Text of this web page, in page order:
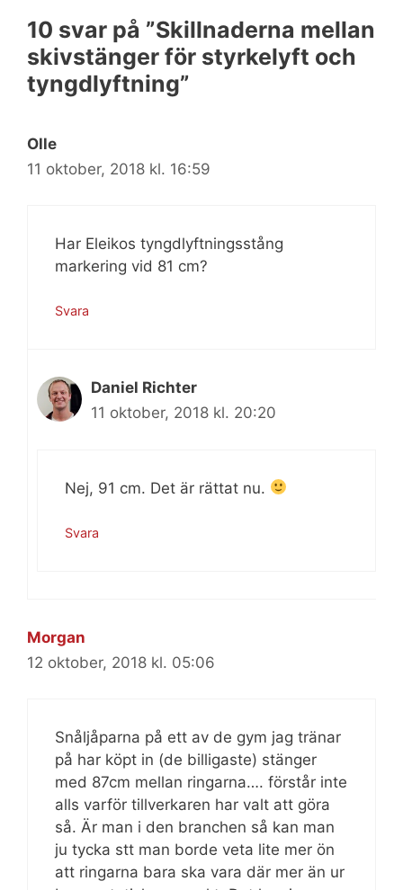
10 svar på ”Skillnaderna mellan
skivstänger för styrkelyft och
tyngdlyftning”
Olle
11 oktober, 2018 kl. 16:59
Har Eleikos tyngdlyftningsstång
markering vid 81 cm?
Svara
Daniel Richter
11 oktober, 2018 kl. 20:20
Nej, 91 cm. Det är rättat nu.
Svara
Morgan
12 oktober, 2018 kl. 05:06
Snåljåparna på ett av de gym jag tränar
på har köpt in (de billigaste) stänger
med 87cm mellan ringarna…. förstår inte
alls varför tillverkaren har valt att göra
så. Är man i den branchen så kan man
ju tycka stt man borde veta lite mer ön
att ringarna bara ska vara där mer än ur